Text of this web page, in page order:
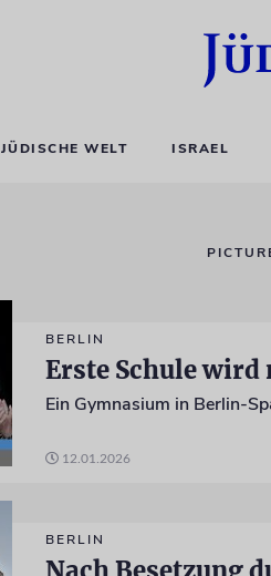
JÜDISCHE WELT ISRAEL
BERLIN
Erste Schule
12.01.2026
BERLIN